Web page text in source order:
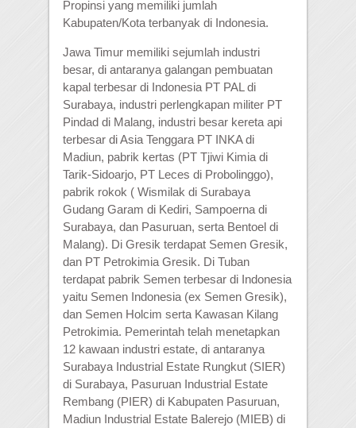
Propinsi yang memiliki jumlah
Kabupaten/Kota terbanyak di Indonesia.
Jawa Timur memiliki sejumlah industri
besar, di antaranya galangan pembuatan
kapal terbesar di Indonesia PT PAL di
Surabaya, industri perlengkapan militer PT
Pindad di Malang, industri besar kereta api
terbesar di Asia Tenggara PT INKA di
Madiun, pabrik kertas (PT Tjiwi Kimia di
Tarik-Sidoarjo, PT Leces di Probolinggo),
pabrik rokok ( Wismilak di Surabaya
Gudang Garam di Kediri, Sampoerna di
Surabaya, dan Pasuruan, serta Bentoel di
Malang). Di Gresik terdapat Semen Gresik,
dan PT Petrokimia Gresik. Di Tuban
terdapat pabrik Semen terbesar di Indonesia
yaitu Semen Indonesia (ex Semen Gresik),
dan Semen Holcim serta Kawasan Kilang
Petrokimia. Pemerintah telah menetapkan
12 kawaan industri estate, di antaranya
Surabaya Industrial Estate Rungkut (SIER)
di Surabaya, Pasuruan Industrial Estate
Rembang (PIER) di Kabupaten Pasuruan,
Madiun Industrial Estate Balerejo (MIEB) di